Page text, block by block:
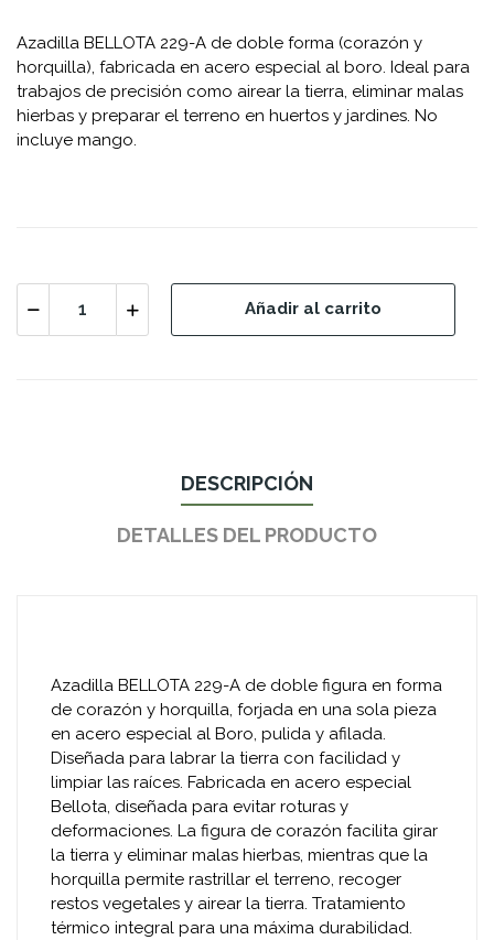
Azadilla BELLOTA 229-A de doble forma (corazón y
horquilla), fabricada en acero especial al boro. Ideal para
trabajos de precisión como airear la tierra, eliminar malas
hierbas y preparar el terreno en huertos y jardines. No
incluye mango.
Añadir al carrito
DESCRIPCIÓN
DETALLES DEL PRODUCTO
Azadilla BELLOTA 229-A de doble figura en forma
de corazón y horquilla, forjada en una sola pieza
en acero especial al Boro, pulida y afilada.
Diseñada para labrar la tierra con facilidad y
limpiar las raíces. Fabricada en acero especial
Bellota, diseñada para evitar roturas y
deformaciones. La figura de corazón facilita girar
la tierra y eliminar malas hierbas, mientras que la
horquilla permite rastrillar el terreno, recoger
restos vegetales y airear la tierra. Tratamiento
térmico integral para una máxima durabilidad.